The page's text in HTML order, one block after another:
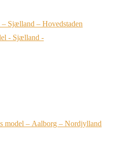
Sjælland – Hovedstaden
model – Aalborg – Nordjylland